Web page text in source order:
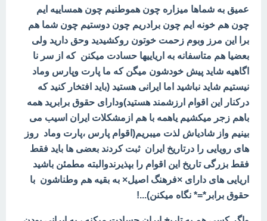
عمیق به شماها میزاره چون هموطنیم چون همساییه ایم
چون هم خونه ایم چون برادریم چون دوستیم چون شما هم
برا این مرز وبوم زحمت خوتون روکشیدید وحق دارید ولی
بعضیا هم متاسفانه به اریاییها حسادت میکنن که از سر نا
اگاهیه شاید پیش خودشون میگن که ما پارت وپارس وماد
نیستیم شاید نباشید اما ایرانی هستید (باید افتخار کنید که
درکنار این اقوام ارزشمند هستید)ودارای حقوق برابرید همه
باهم زجر میکشیم یاهمه با هم ازمشکلات ایران اسیب می
بینیم واز شادیاش لذت میبریم(اقوام پارس ،پارت وماد روز
های رویایی را درتاریخ ایران ثبت کردند بعضی ها باید فقط
فقط بزرگی تاریخ این اقوام را بپذیرندوالبته مطمئن باشید
اریایی های دارای ×فرهنگ اصیل× به بقیه هم وطناشون با
حقوق برابر*=* نگاه میکنن)...!